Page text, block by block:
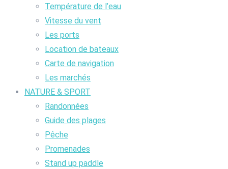
Température de l’eau
Vitesse du vent
Les ports
Location de bateaux
Carte de navigation
Les marchés
NATURE & SPORT
Randonnées
Guide des plages
Pêche
Promenades
Stand up paddle